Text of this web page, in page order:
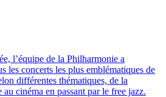
l’équipe de la Philharmonie a
les concerts les plus emblématiques de
différentes thématiques, de la
au cinéma en passant par le free jazz.